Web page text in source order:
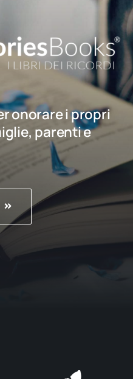
onorare i propri
parenti e